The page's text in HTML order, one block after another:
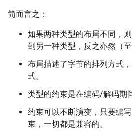
简而言之：
如果两种类型的布局不同，
到另一种类型，反之亦然（至
布局描述了字节的排列方式
式。
类型的约束是在编码/解码期
约束可以不断演变，只要编
束，一切都是兼容的。